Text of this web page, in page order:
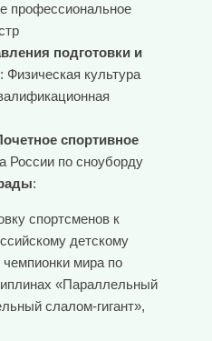
профессиональное
подготовки и
: Физическая культура
спортивное
России по сноуборду
:
спортсменов к
детскому
чемпионки мира по
«Параллельный
слалом-гигант»,